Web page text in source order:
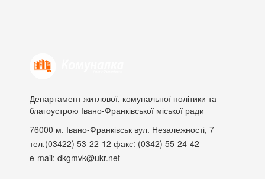
Департамент житлової, комунальної політики та
благоустрою Івано-Франківської міської ради
76000 м. Івано-Франківськ вул. Незалежності, 7
тел.(03422) 53-22-12 факс: (0342) 55-24-42
e-mail: dkgmvk@ukr.net